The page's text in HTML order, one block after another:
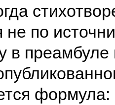
не по
в преамбуле